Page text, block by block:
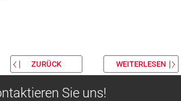
ZURÜCK WEITERLESEN
Sie uns!